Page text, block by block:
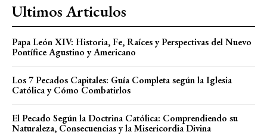
Ultimos Articulos
Papa León XIV: Historia, Fe, Raíces y Perspectivas del Nuevo
Pontífice Agustino y Americano
Los 7 Pecados Capitales: Guía Completa según la Iglesia
Católica y Cómo Combatirlos
El Pecado Según la Doctrina Católica: Comprendiendo su
Naturaleza, Consecuencias y la Misericordia Divina